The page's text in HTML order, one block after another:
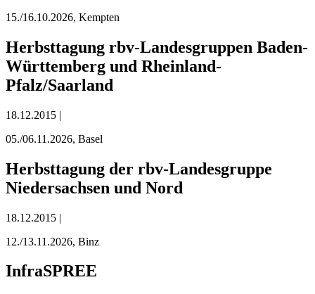
15./16.10.2026, Kempten
Herbsttagung rbv-Landesgruppen Baden-
Württemberg und Rheinland-
Pfalz/Saarland
18.12.2015 |
05./06.11.2026, Basel
Herbsttagung der rbv-Landesgruppe
Niedersachsen und Nord
18.12.2015 |
12./13.11.2026, Binz
InfraSPREE